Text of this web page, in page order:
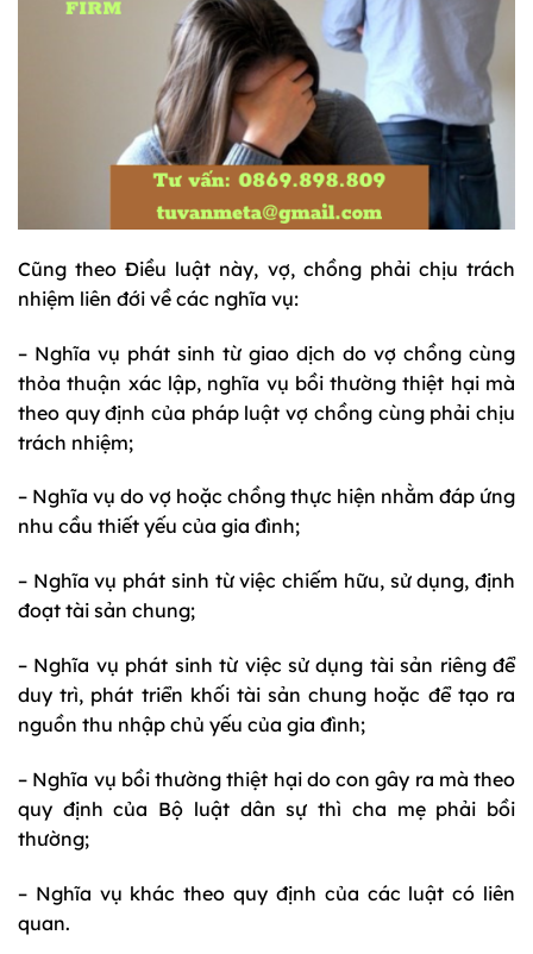
Cũng theo Điều luật này, vợ, chồng phải chịu trách
nhiệm liên đới về các nghĩa vụ:
– Nghĩa vụ phát sinh từ giao dịch do vợ chồng cùng
thỏa thuận xác lập, nghĩa vụ bồi thường thiệt hại mà
theo quy định của pháp luật vợ chồng cùng phải chịu
trách nhiệm;
– Nghĩa vụ do vợ hoặc chồng thực hiện nhằm đáp ứng
nhu cầu thiết yếu của gia đình;
– Nghĩa vụ phát sinh từ việc chiếm hữu, sử dụng, định
đoạt tài sản chung;
– Nghĩa vụ phát sinh từ việc sử dụng tài sản riêng để
duy trì, phát triển khối tài sản chung hoặc để tạo ra
nguồn thu nhập chủ yếu của gia đình;
– Nghĩa vụ bồi thường thiệt hại do con gây ra mà theo
quy định của Bộ luật dân sự thì cha mẹ phải bồi
thường;
– Nghĩa vụ khác theo quy định của các luật có liên
quan.